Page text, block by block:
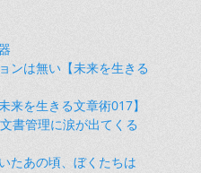
ンは無い【未来を生きる
来を生きる文章術017】
書管理に涙が出てくる
たあの頃、ぼくたちは